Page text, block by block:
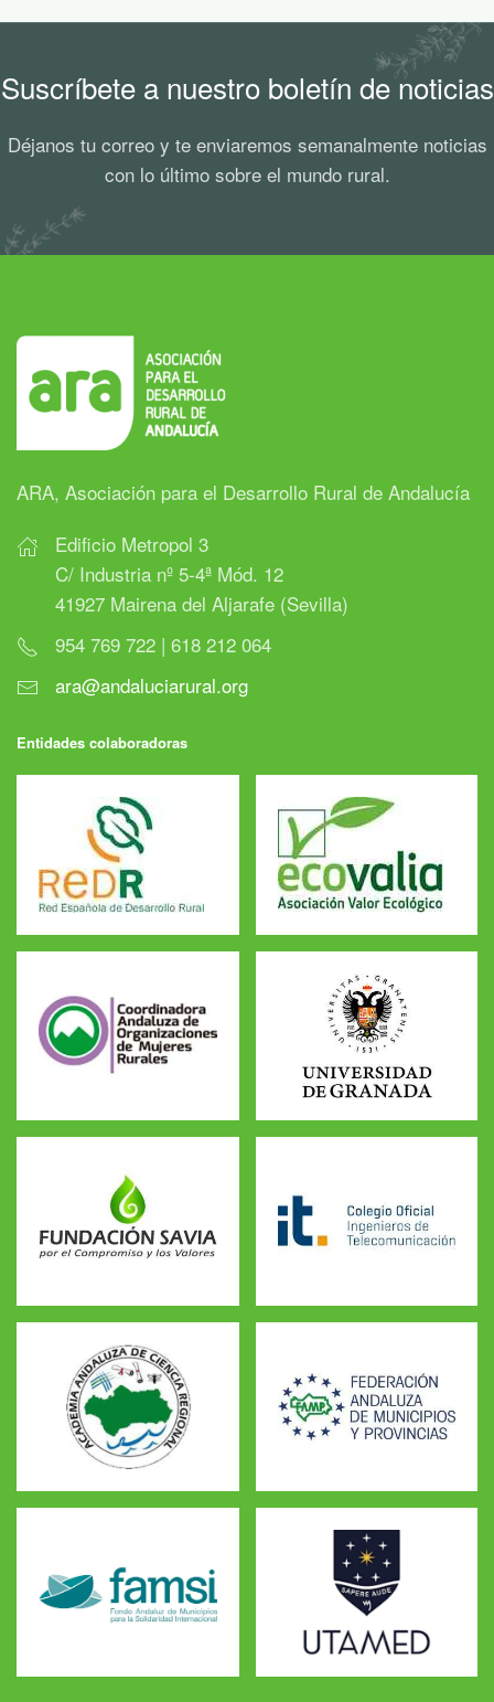
Suscríbete a nuestro boletín de noticias
Déjanos tu correo y te enviaremos semanalmente noticias
con lo último sobre el mundo rural.
ARA, Asociación para el Desarrollo Rural de Andalucía
Edificio Metropol 3
C/ Industria nº 5-4ª Mód. 12
41927 Mairena del Aljarafe (Sevilla)
954 769 722 | 618 212 064
ara@andaluciarural.org
Entidades colaboradoras